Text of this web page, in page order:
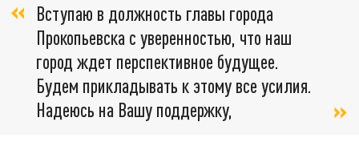
Вступаю в должность главы города
Прокопьевска с уверенностью, что наш
город ждет перспективное будущее.
Будем прикладывать к этому все усилия.
Надеюсь на Вашу поддержку,